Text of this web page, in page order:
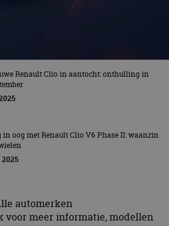
Renault Clio in aantocht: onthulling in
in oog met Renault Clio V6 Phase II: waanzin
automerken
voor meer informatie, modellen